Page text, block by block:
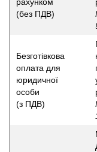
рахунком
(без ПДВ)
Безготівкова
оплата для
юридичної
особи
(з ПДВ)